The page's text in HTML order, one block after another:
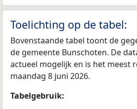
Toelichting op de tabel:
Bovenstaande tabel toont de
de gemeente Bunschoten. De
actueel mogelijk en is het meest
maandag 8 juni 2026.
Tabelgebruik: